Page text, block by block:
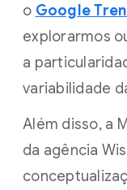
o Google
explorarmos
a
variabilidade
Além disso, a
da agência